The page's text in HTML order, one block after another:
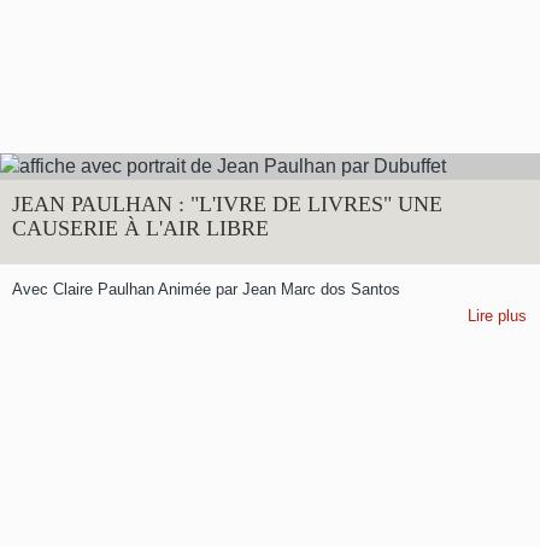
JEAN PAULHAN : "L'IVRE DE LIVRES" UNE
CAUSERIE À L'AIR LIBRE
Avec Claire Paulhan Animée par Jean Marc dos Santos
Lire plus